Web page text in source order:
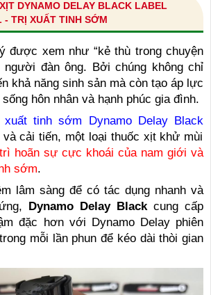
DYNAMO DELAY BLACK LABEL
- TRỊ XUẤT TINH SỚM
được xem như “kẻ thù trong chuyện
người đàn ông. Bởi chúng không chỉ
khả năng sinh sản mà còn tạo áp lực
hôn nhân và hạnh phúc gia đình.
xuất tinh sớm Dynamo Delay Black
cải tiến, một loại thuốc xịt khử mùi
trì hoãn sự cực khoái của nam giới và
sớm.
lâm sàng để có tác dụng nhanh và
Dynamo Delay Black cung cấp
đặc hơn với Dynamo Delay phiên
mỗi lần phun để kéo dài thòi gian